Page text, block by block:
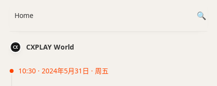
CXPLAY World
10:30 · 2024年5月31日 · 周五
Home